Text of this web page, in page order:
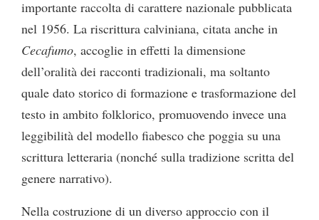
importante raccolta di carattere nazionale pubblicata
nel 1956. La riscrittura calviniana, citata anche in
Cecafumo, accoglie in effetti la dimensione
dell’oralità dei racconti tradizionali, ma soltanto
quale dato storico di formazione e trasformazione del
testo in ambito folklorico, promuovendo invece una
leggibilità del modello fiabesco che poggia su una
scrittura letteraria (nonché sulla tradizione scritta del
genere narrativo).
Nella costruzione di un diverso approccio con il